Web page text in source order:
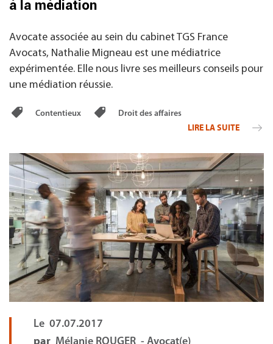
à la médiation
Avocate associée au sein du cabinet TGS France
Avocats, Nathalie Migneau est une médiatrice
expérimentée. Elle nous livre ses meilleurs conseils pour
une médiation réussie.
Contentieux Droit des affaires
LIRE LA SUITE
Le 07.07.2017